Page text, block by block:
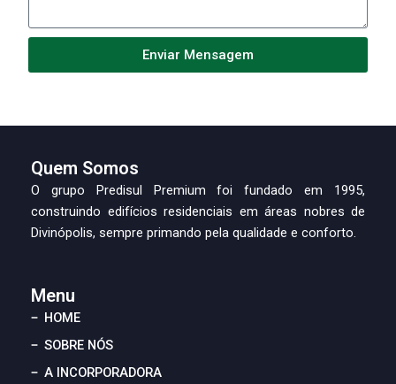
Enviar Mensagem
Quem Somos
O grupo Predisul Premium foi fundado em 1995,
construindo edifícios residenciais em áreas nobres de
Divinópolis, sempre primando pela qualidade e conforto.
Menu
HOME
SOBRE NÓS
A INCORPORADORA